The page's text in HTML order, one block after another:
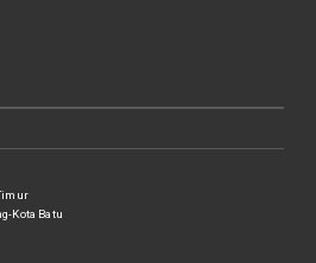
Kota Batu